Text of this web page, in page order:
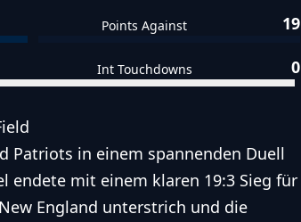
Points Against 19
Int Touchdowns 0
Patriots in einem spannenden Duell
endete mit einem klaren 19:3 Sieg für
England unterstrich und die